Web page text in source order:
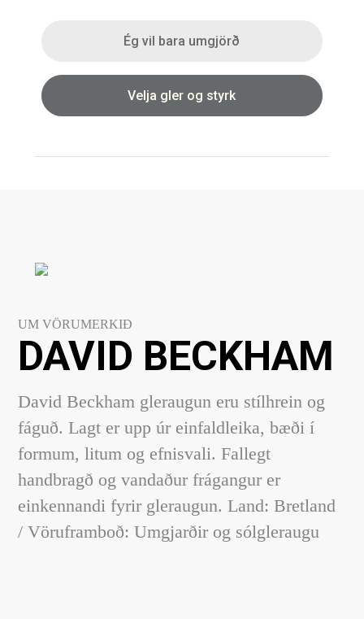
Ég vil bara umgjörð
Velja gler og styrk
UM VÖRUMERKIÐ
DAVID BECKHAM
David Beckham gleraugun eru stílhrein og
fáguð. Lagt er upp úr einfaldleika, bæði í
formum, litum og efnisvali. Fallegt
handbragð og vandaður frágangur er
einkennandi fyrir gleraugun. Land: Bretland
/ Vöruframboð: Umgjarðir og sólgleraugu